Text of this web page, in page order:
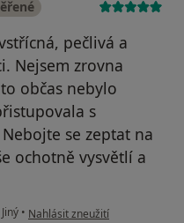
pečlivá a
Nejsem zrovna
občas nebylo
s
se zeptat na
ochotně vysvětlí a
Jiný • podle názoru uživatele Marian
Nahlásit zneužití